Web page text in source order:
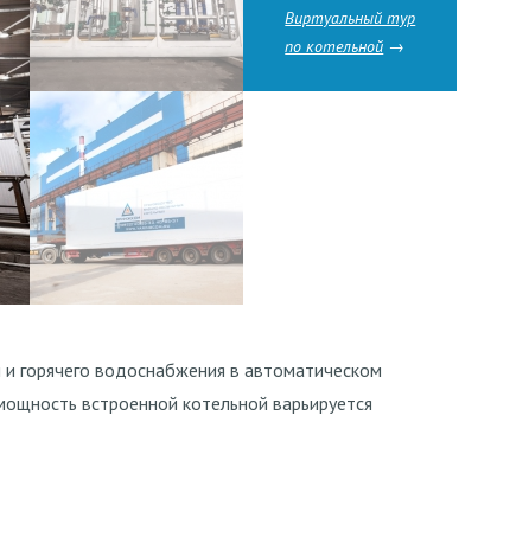
Виртуальный тур
по котельной →
горячего водоснабжения в автоматическом
встроенной котельной варьируется